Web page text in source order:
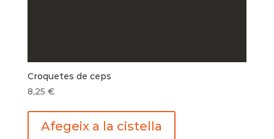
Croquetes de ceps
8,25 €
Afegeix a la cistella